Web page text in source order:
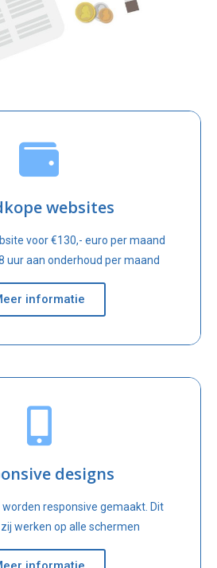
websites
voor €130,- euro per maand
uur aan onderhoud per maand
informatie
designs
responsive gemaakt. Dit
werken op alle schermen